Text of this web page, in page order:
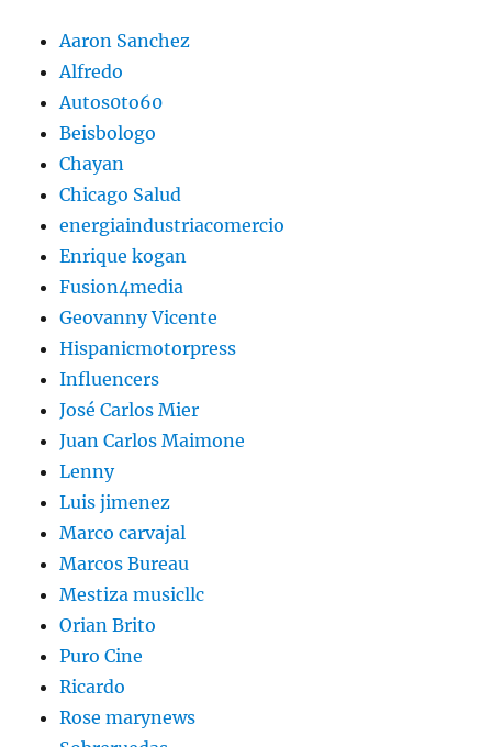
Aaron Sanchez
Alfredo
Autos0to60
Beisbologo
Chayan
Chicago Salud
energiaindustriacomercio
Enrique kogan
Fusion4media
Geovanny Vicente
Hispanicmotorpress
Influencers
José Carlos Mier
Juan Carlos Maimone
Lenny
Luis jimenez
Marco carvajal
Marcos Bureau
Mestiza musicllc
Orian Brito
Puro Cine
Ricardo
Rose marynews